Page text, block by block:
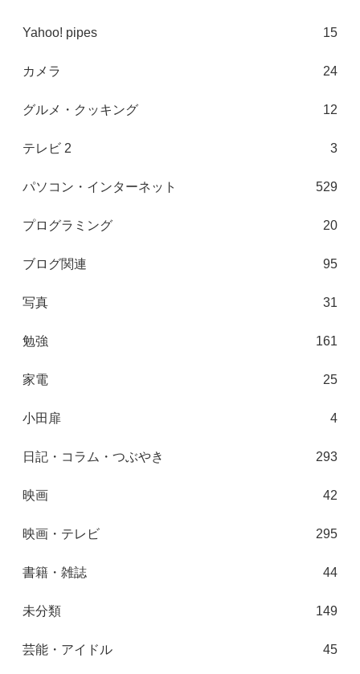
Yahoo! pipes 15
カメラ 24
グルメ・クッキング 12
テレビ 2 3
パソコン・インターネット 529
プログラミング 20
ブログ関連 95
写真 31
勉強 161
家電 25
小田扉 4
日記・コラム・つぶやき 293
映画 42
映画・テレビ 295
書籍・雑誌 44
未分類 149
芸能・アイドル 45